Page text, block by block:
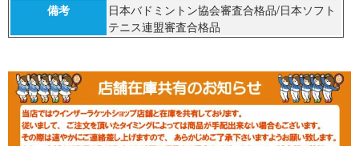
備考
日本バドミントン協会審査合格品/日本ソフト
テニス連盟審査合格品